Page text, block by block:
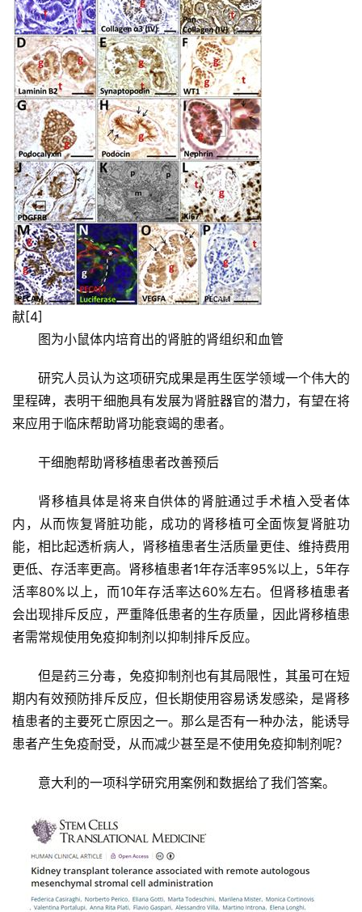
行
业
资
讯
再
生
医
学
登录
献[4]
图为小鼠体内培育出的肾脏的肾组织和血管
研究人员认为这项研究成果是再生医学领域一个伟大的
里程碑，表明干细胞具有发展为肾脏器官的潜力，有望在将
来应用于临床帮助肾功能衰竭的患者。
干细胞帮助肾移植患者改善预后
肾移植具体是将来自供体的肾脏通过手术植入受者体
内，从而恢复肾脏功能，成功的肾移植可全面恢复肾脏功
能，相比起透析病人，肾移植患者生活质量更佳、维持费用
更低、存活率更高。肾移植患者1年存活率95%以上，5年存
活率80%以上，而10年存活率达60%左右。但肾移植患者
会出现排斥反应，严重降低患者的生存质量，因此肾移植患
者需常规使用免疫抑制剂以抑制排斥反应。
但是药三分毒，免疫抑制剂也有其局限性，其虽可在短
期内有效预防排斥反应，但长期使用容易诱发感染，是肾移
植患者的主要死亡原因之一。那么是否有一种办法，能诱导
患者产生免疫耐受，从而减少甚至是不使用免疫抑制剂呢？
意大利的一项科学研究用案例和数据给了我们答案。